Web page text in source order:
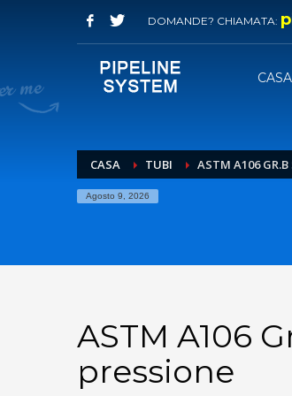
DOMANDE? CHIAMATA:
CASA
CASA TUBI ASTM A106 GR.B
Agosto 9, 2026
ASTM A106
pressione